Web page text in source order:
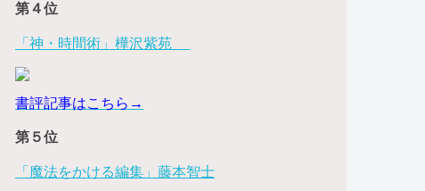
第４位
「神・時間術」樺沢紫苑
書評記事はこちら→
第５位
「魔法をかける編集」藤本智士